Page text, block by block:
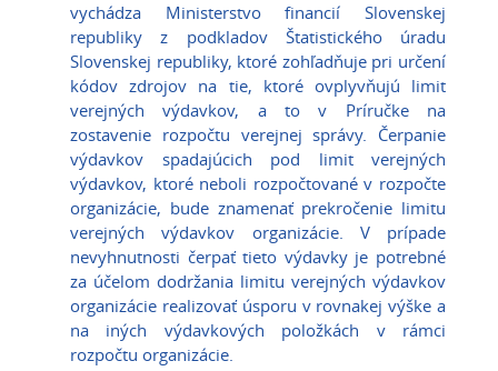
vychádza Ministerstvo financií Slovenskej
republiky z podkladov Štatistického úradu
Slovenskej republiky, ktoré zohľadňuje pri určení
kódov zdrojov na tie, ktoré ovplyvňujú limit
verejných výdavkov, a to v Príručke na
zostavenie rozpočtu verejnej správy. Čerpanie
výdavkov spadajúcich pod limit verejných
výdavkov, ktoré neboli rozpočtované v rozpočte
organizácie, bude znamenať prekročenie limitu
verejných výdavkov organizácie. V prípade
nevyhnutnosti čerpať tieto výdavky je potrebné
za účelom dodržania limitu verejných výdavkov
organizácie realizovať úsporu v rovnakej výške a
na iných výdavkových položkách v rámci
rozpočtu organizácie.